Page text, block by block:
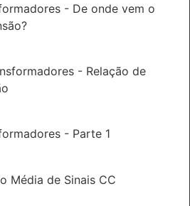
- De onde vem o
- Relação de
- Parte 1
Média de Sinais CC